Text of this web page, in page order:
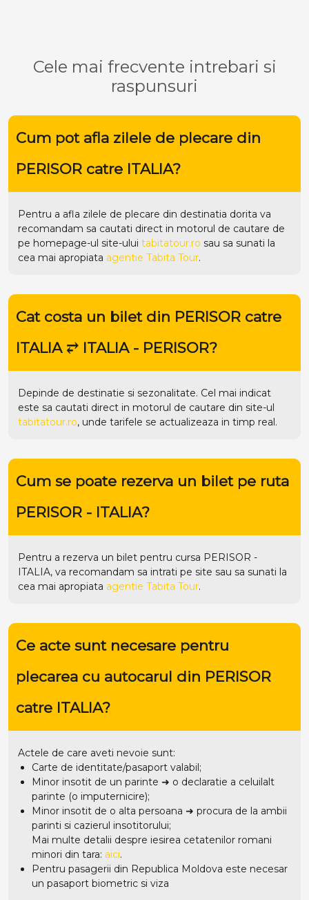
Cele mai frecvente intrebari si
raspunsuri
Cum pot afla zilele de plecare din
PERISOR catre ITALIA?
Pentru a afla zilele de plecare din destinatia dorita va
recomandam sa cautati direct in motorul de cautare de
pe homepage-ul site-ului tabitatour.ro sau sa sunati la
cea mai apropiata agentie Tabita Tour.
Cat costa un bilet din PERISOR catre
ITALIA ⥂ ITALIA - PERISOR?
Depinde de destinatie si sezonalitate. Cel mai indicat
este sa cautati direct in motorul de cautare din site-ul
tabitatour.ro, unde tarifele se actualizeaza in timp real.
Cum se poate rezerva un bilet pe ruta
PERISOR - ITALIA?
Pentru a rezerva un bilet pentru cursa PERISOR -
ITALIA, va recomandam sa intrati pe site sau sa sunati la
cea mai apropiata agentie Tabita Tour.
Ce acte sunt necesare pentru
plecarea cu autocarul din PERISOR
catre ITALIA?
Actele de care aveti nevoie sunt:
Carte de identitate/pasaport valabil;
Minor insotit de un parinte ➜ o declaratie a celuilalt
parinte (o imputernicire);
Minor insotit de o alta persoana ➜ procura de la ambii
parinti si cazierul insotitorului;
Mai multe detalii despre iesirea cetatenilor romani
minori din tara: aici.
Pentru pasagerii din Republica Moldova este necesar
un pasaport biometric si viza